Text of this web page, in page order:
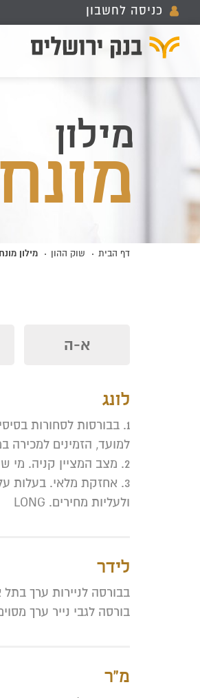
כניסה לחשבון
מילון
דף הבית שוק ההון מילון
א-ה
לונג
1. בבורסות לסחורות
למועד, הזמינים למכירה
2. מצב המציין קניה. מי שקונה חוזה עתידי או אופציות בשווקי ניירות ערך וסחורות בסיסיות (ארה"ב).
3. אחזקת מלאי. בעלות
ולעליות מחירים. LONG
לידר
בבורסה לניירות ערך
בורסה לגבי נייר ערך
מ"ר